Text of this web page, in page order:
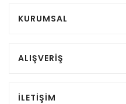
KURUMSAL
ALIŞVERİŞ
İLETİŞİM